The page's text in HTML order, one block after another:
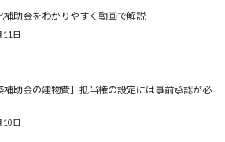
補助金をわかりやすく動画で解説
11日
補助金の建物費】抵当権の設定には事前承認が必
10日